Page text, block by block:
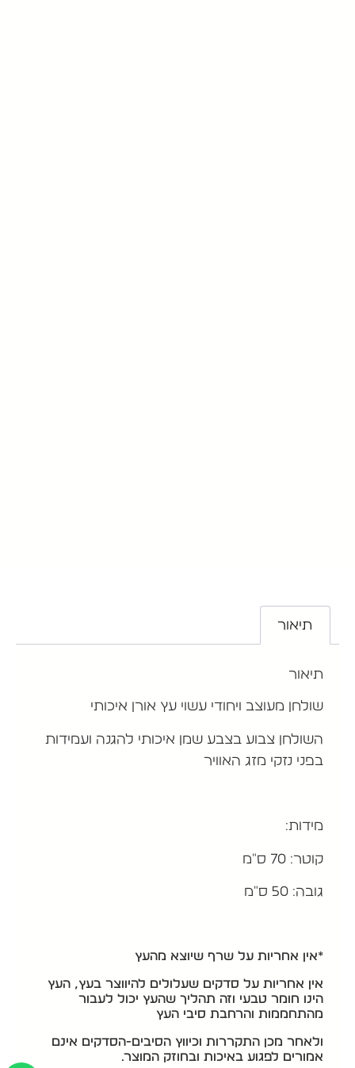
תיאור
תיאור
שולחן מעוצב ויחודי עשוי עץ אורן איכותי
השולחן צבוע בצבע שמן איכותי להגנה ועמידות
בפני נזקי מזג האוויר
מידות:
קוטר: 70 ס"מ
גובה: 50 ס"מ
*אין אחריות על שרף שיוצא מהעץ
אין אחריות על סדקים שעלולים להיווצר בעץ, העץ
הינו חומר טבעי וזה תהליך שהעץ יכול לעבור
מהתחממות והרחבת סיבי העץ
ולאחר מכן התקררות וכיווץ הסיבים-הסדקים אינם
אמורים לפגוע באיכות ובחוזק המוצר.